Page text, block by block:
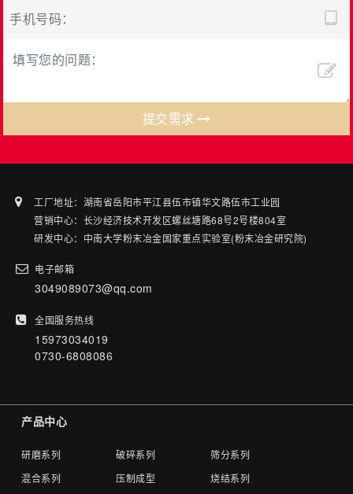
提交需求
工厂地址：湖南省岳阳市平江县伍市镇华文路伍市工业园
营销中心：长沙经济技术开发区螺丝塘路68号2号楼804室
研发中心：中南大学粉末冶金国家重点实验室(粉末冶金研究院)
电子邮箱
3049089073@qq.com
全国服务热线
15973034019
0730-6808086
产品中心
研磨系列 破碎系列
筛分系列
混合系列
压制成型 烧结系列